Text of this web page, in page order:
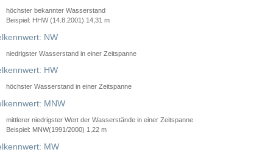
höchster bekannter Wasserstand
Beispiel: HHW (14.8.2001) 14,31 m
NW
niedrigster Wasserstand in einer Zeitspanne
HW
höchster Wasserstand in einer Zeitspanne
MNW
mittlerer niedrigster Wert der Wasserstände in einer Zeitspanne
Beispiel: MNW(1991/2000) 1,22 m
MW